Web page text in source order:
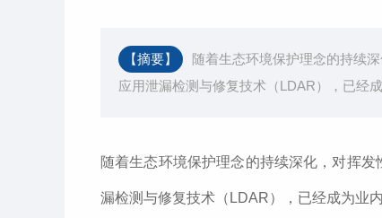
【摘要】
随着生态环境保护理念的持续
应用泄漏检测与修复技术（LDAR），已经
随着生态环境保护理念的持续深化，对挥
漏检测与修复技术（LDAR），已经成为业